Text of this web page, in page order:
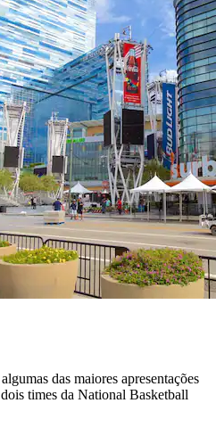
das maiores apresentações
times da National Basketball